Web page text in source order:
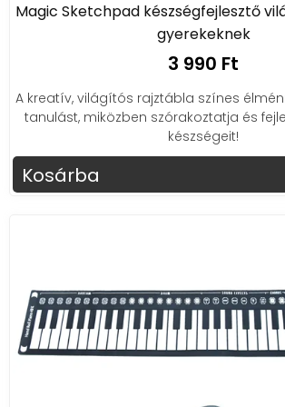
Magic Sketchpad készségfejlesztő
gyerekeknek
3 990 Ft
A kreatív, világítós rajztábla színes
tanulást, miközben szórakoztatja és
készségeit!
Kosárba